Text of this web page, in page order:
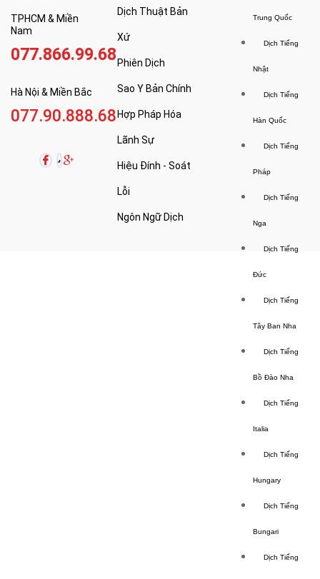
TPHCM & Miền
Nam
077.866.99.68
Hà Nội & Miền Bắc
077.90.888.68
Dịch Thuật Bản
Xứ
Phiên Dịch
Sao Y Bản Chính
Hợp Pháp Hóa
Lãnh Sự
Hiệu Đính - Soát
Lỗi
Ngôn Ngữ Dịch
Trung Quốc
Dịch Tiếng
Nhật
Dịch Tiếng
Hàn Quốc
Dịch Tiếng
Pháp
Dịch Tiếng
Nga
Dịch Tiếng
Đức
Dịch Tiếng
Tây Ban Nha
Dịch Tiếng
Bồ Đào Nha
Dịch Tiếng
Italia
Dịch Tiếng
Hungary
Dịch Tiếng
Bungari
Dịch Tiếng